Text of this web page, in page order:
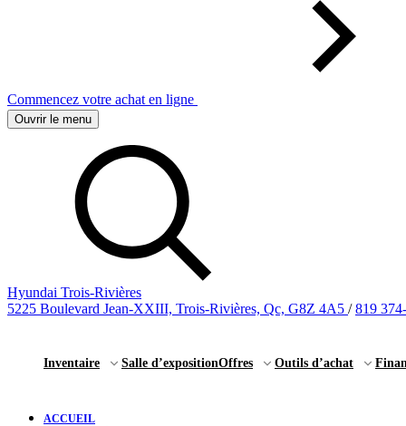
Commencez votre achat en ligne
Ouvrir le menu
Hyundai Trois-Rivières
5225 Boulevard Jean-XXIII, Trois-Rivières, Qc, G8Z 4A5 / 819
Inventaire Salle d’expositionOffres Outils d’achat
ACCUEIL